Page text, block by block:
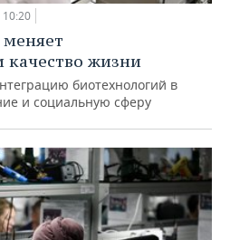
10:20
жизни
биотехнологий в
и социальную сферу